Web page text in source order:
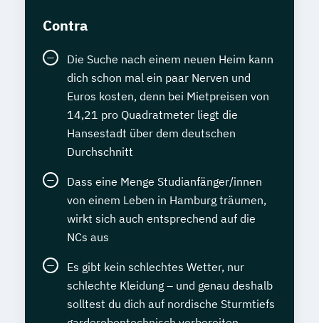
Contra
Die Suche nach einem neuen Heim kann
dich schon mal ein paar Nerven und
Euros kosten, denn bei Mietpreisen von
14,21 pro Quadratmeter liegt die
Hansestadt über dem deutschen
Durchschnitt
Dass eine Menge Studianfänger/innen
von einem Leben in Hamburg träumen,
wirkt sich auch entsprechend auf die
NCs aus
Es gibt kein schlechtes Wetter, nur
schlechte Kleidung – und genau deshalb
solltest du dich auf nordische Sturmtiefs